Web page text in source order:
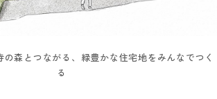
の森とつながる、緑豊かな住宅地をみんなでつく
る